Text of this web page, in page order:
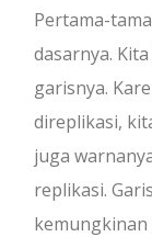
Pertama-
dasarnya.
garisnya.
direplikasi,
juga
replikasi.